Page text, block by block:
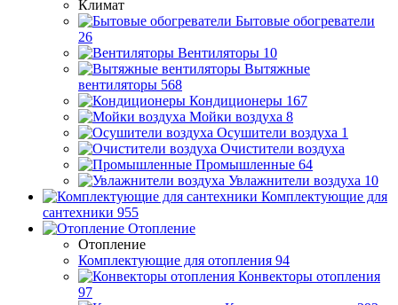
Климат
Бытовые обогреватели
26
Вентиляторы 10
Вытяжные
вентиляторы 568
Кондиционеры 167
Мойки воздуха 8
Осушители воздуха 1
Очистители воздуха
Промышленные 64
Увлажнители воздуха 10
Комплектующие для
сантехники 955
Отопление
Отопление
Комплектующие для отопления 94
Конвекторы отопления
97